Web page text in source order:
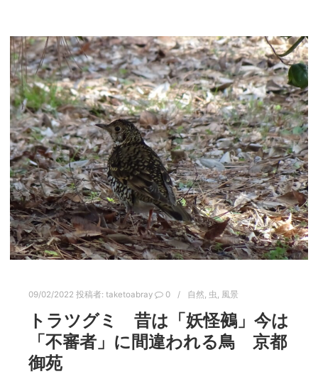
09/02/2022 投稿者: taketoabray 0 自然, 虫, 風景
トラツグミ 昔は「妖怪鵺」今は
「不審者」に間違われる鳥 京都
御苑